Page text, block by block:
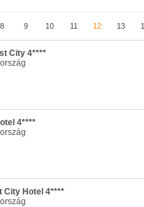
8 9 10 11 12 13
City 4****
4****
City Hotel 4****